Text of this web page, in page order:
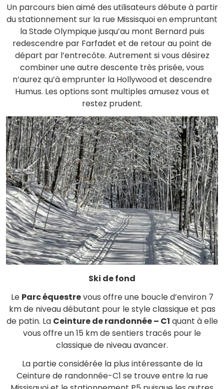
Un parcours bien aimé des utilisateurs débute à partir
du stationnement sur la rue Missisquoi en empruntant
la Stade Olympique jusqu’au mont Bernard puis
redescendre par Farfadet et de retour au point de
départ par l’entrecôte. Autrement si vous désirez
combiner une autre descente très prisée, vous
n’aurez qu’à emprunter la Hollywood et descendre
Humus. Les options sont multiples amusez vous et
restez prudent.
Ski de fond
Le Parc équestrevous offre une boucle d’environ 7
km de niveau débutant pour le style classique et pas
de patin. La Ceinture de randonnée – C1 quant à elle
vous offre un 15 km de sentiers tracés pour le
classique de niveau avancer.
La partie considérée la plus intéressante de la
Ceinture de randonnée-C1 se trouve entre la rue